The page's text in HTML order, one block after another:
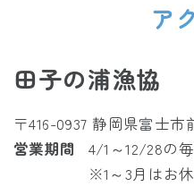
ア
田子の浦漁協
〒416-0937 静岡県富士
営業期間
4/1～12/28の
※1～3月はお